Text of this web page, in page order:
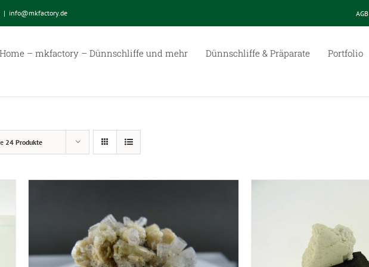
| info@mkfactory.de AGB
Home – mkfactory – Dünnschliffe und mehr Dünnschliffe & Präparate Portfolio
24 Produkte